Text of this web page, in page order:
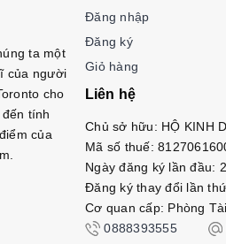
ta một
của người
cho
tính
của
Đăng nhập
Đăng ký
Giỏ hàng
Liên hệ
Chủ sở hữu: HỘ KINH
Mã số thuế:
Ngày đăng ký lần đầu:
Đăng ký thay đổi lần
Cơ quan cấp: Phòng
0888393555